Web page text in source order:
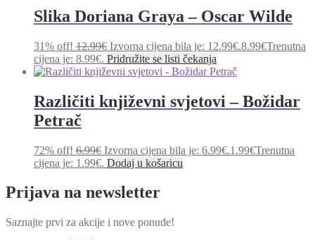
Slika Doriana Graya – Oscar Wilde
31% off! 12.99€ Izvorna cijena bila je: 12.99€.8.99€Trenutna
cijena je: 8.99€. Pridružite se listi čekanja
Različiti književni svjetovi – Božidar
Petrač
72% off! 6.99€ Izvorna cijena bila je: 6.99€.1.99€Trenutna
cijena je: 1.99€. Dodaj u košaricu
Prijava na newsletter
Saznajte prvi za akcije i nove ponude!